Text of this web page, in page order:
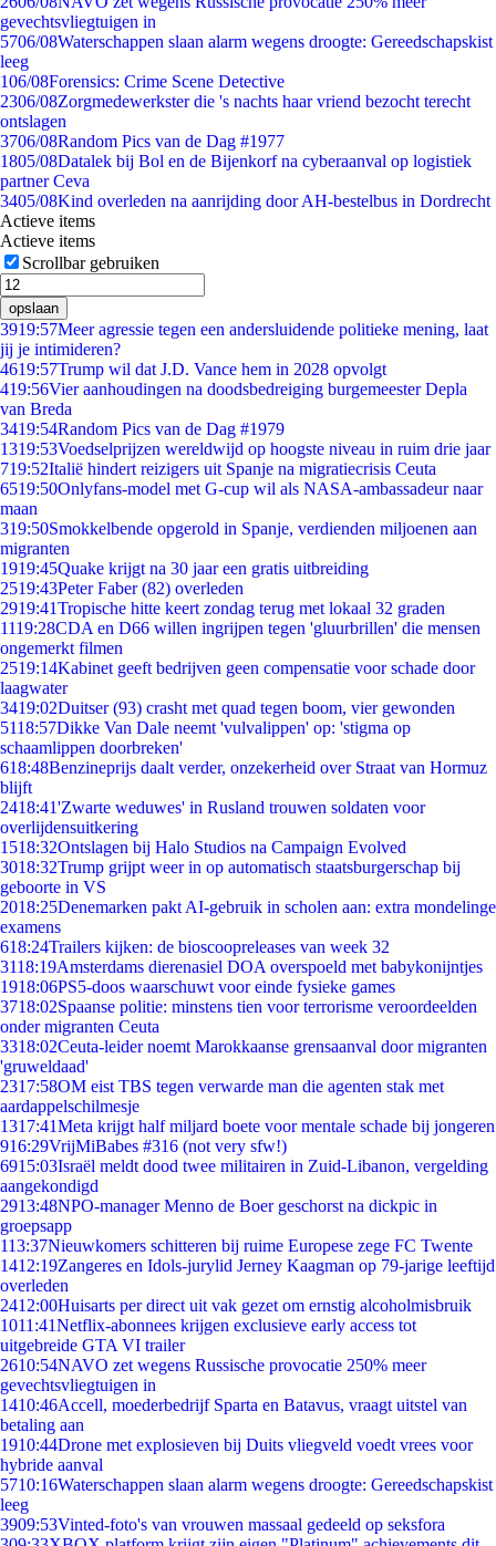
gevechtsvliegtuigen in
5706/08Waterschappen slaan alarm wegens droogte: Gereedschapskist
leeg
106/08Forensics: Crime Scene Detective
2306/08Zorgmedewerkster die 's nachts haar vriend bezocht terecht
ontslagen
3706/08Random Pics van de Dag #1977
1805/08Datalek bij Bol en de Bijenkorf na cyberaanval op logistiek
partner Ceva
3405/08Kind overleden na aanrijding door AH-bestelbus in Dordrecht
Actieve items
Actieve items
Scrollbar gebruiken
opslaan
3919:57Meer agressie tegen een andersluidende politieke mening, laat
jij je intimideren?
4619:57Trump wil dat J.D. Vance hem in 2028 opvolgt
419:56Vier aanhoudingen na doodsbedreiging burgemeester Depla
van Breda
3419:54Random Pics van de Dag #1979
1319:53Voedselprijzen wereldwijd op hoogste niveau in ruim drie jaar
719:52Italië hindert reizigers uit Spanje na migratiecrisis Ceuta
6519:50Onlyfans-model met G-cup wil als NASA-ambassadeur naar
maan
319:50Smokkelbende opgerold in Spanje, verdienden miljoenen aan
migranten
1919:45Quake krijgt na 30 jaar een gratis uitbreiding
2519:43Peter Faber (82) overleden
2919:41Tropische hitte keert zondag terug met lokaal 32 graden
1119:28CDA en D66 willen ingrijpen tegen 'gluurbrillen' die mensen
ongemerkt filmen
2519:14Kabinet geeft bedrijven geen compensatie voor schade door
laagwater
3419:02Duitser (93) crasht met quad tegen boom, vier gewonden
5118:57Dikke Van Dale neemt 'vulvalippen' op: 'stigma op
schaamlippen doorbreken'
618:48Benzineprijs daalt verder, onzekerheid over Straat van Hormuz
blijft
2418:41'Zwarte weduwes' in Rusland trouwen soldaten voor
overlijdensuitkering
1518:32Ontslagen bij Halo Studios na Campaign Evolved
3018:32Trump grijpt weer in op automatisch staatsburgerschap bij
geboorte in VS
2018:25Denemarken pakt AI-gebruik in scholen aan: extra mondelinge
examens
618:24Trailers kijken: de bioscoopreleases van week 32
3118:19Amsterdams dierenasiel DOA overspoeld met babykonijntjes
1918:06PS5-doos waarschuwt voor einde fysieke games
3718:02Spaanse politie: minstens tien voor terrorisme veroordeelden
onder migranten Ceuta
3318:02Ceuta-leider noemt Marokkaanse grensaanval door migranten
'gruweldaad'
2317:58OM eist TBS tegen verwarde man die agenten stak met
aardappelschilmesje
1317:41Meta krijgt half miljard boete voor mentale schade bij jongeren
916:29VrijMiBabes #316 (not very sfw!)
6915:03Israël meldt dood twee militairen in Zuid-Libanon, vergelding
aangekondigd
2913:48NPO-manager Menno de Boer geschorst na dickpic in
groepsapp
113:37Nieuwkomers schitteren bij ruime Europese zege FC Twente
1412:19Zangeres en Idols-jurylid Jerney Kaagman op 79-jarige leeftijd
overleden
2412:00Huisarts per direct uit vak gezet om ernstig alcoholmisbruik
1011:41Netflix-abonnees krijgen exclusieve early access tot
uitgebreide GTA VI trailer
2610:54NAVO zet wegens Russische provocatie 250% meer
gevechtsvliegtuigen in
1410:46Accell, moederbedrijf Sparta en Batavus, vraagt uitstel van
betaling aan
1910:44Drone met explosieven bij Duits vliegveld voedt vrees voor
hybride aanval
5710:16Waterschappen slaan alarm wegens droogte: Gereedschapskist
leeg
3909:53Vinted-foto's van vrouwen massaal gedeeld op seksfora